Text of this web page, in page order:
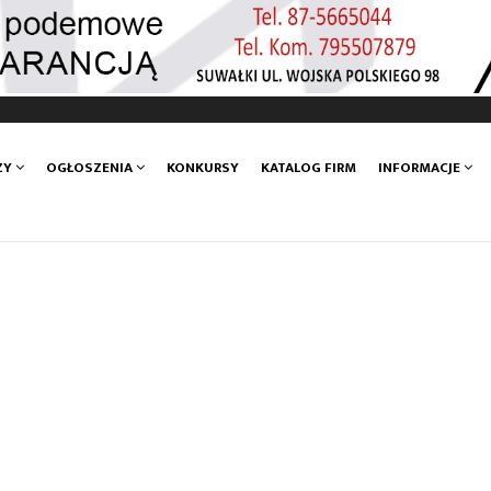
OGŁOSZENIA KONKURSY KATALOG FIRM INFORMACJE